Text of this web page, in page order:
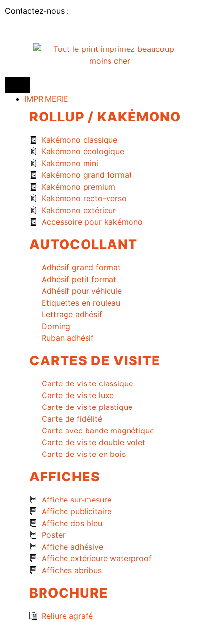
Contactez-nous :
IMPRIMERIE
ROLLUP / KAKÉMONO
Kakémono classique
Kakémono écologique
Kakémono mini
Kakémono grand format
Kakémono premium
Kakémono recto-verso
Kakémono extérieur
Accessoire pour kakémono
AUTOCOLLANT
Adhésif grand format
Adhésif petit format
Adhésif pour véhicule
Etiquettes en rouleau
Lettrage adhésif
Doming
Ruban adhésif
CARTES DE VISITE
Carte de visite classique
Carte de visite luxe
Carte de visite plastique
Carte de fidélité
Carte avec bande magnétique
Carte de visite double volet
Carte de visite en bois
AFFICHES
Affiche sur-mesure
Affiche publicitaire
Affiche dos bleu
Poster
Affiche adhésive
Affiche extérieure waterproof
Affiches abribus
BROCHURE
Reliure agrafé